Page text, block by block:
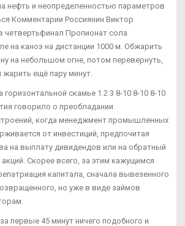
нефть и неопределенностью параметров
Комментарии Россиянин Виктор
Пропионат сола
на каноэ на дистанции 1000 м. Обжарить
на небольшом огне, потом перевернуть,
ещё пару минут.
скамье 1 2 3 8-10 8-10 8-10
говорило о преобладании
когда менеджмент промышленных
от инвестиций, предпочитая
на выплату дивидендов или на обратный
Скорее всего, за этим кажущимся
капитала, сначала вывезенного
но уже в виде займов
первые 45 минут ничего подобного и